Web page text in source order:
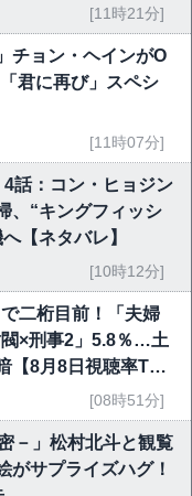
[11時21分]
チョン・ヘインがO
君に再び」スペシ
[11時07分]
4話：コン・ヒョジン
、“キングフィッシ
【ネタバレ】
[10時12分]
二桁目前！「夫婦
×刑事2」5.8％…土
【8月8日視聴率TO
[08時51分]
－」松村北斗と観覧
がサプライズハグ！